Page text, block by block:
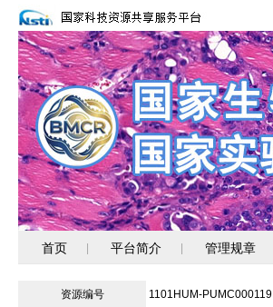
首页 平台简介 管理规章
资源编号 1101HUM-PUMC000119